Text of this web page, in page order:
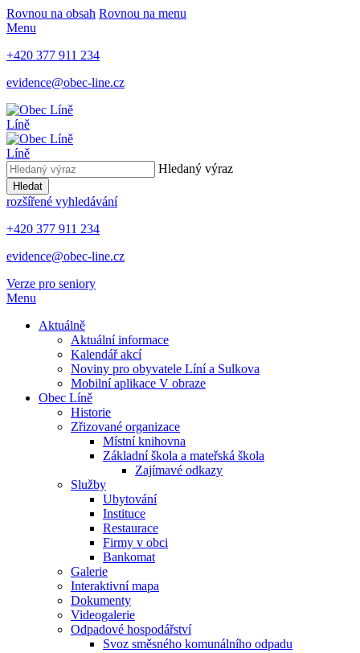
Rovnou na obsah Rovnou na menu
Menu
+420 377 911 234
evidence@obec-line.cz
Líně
Líně
Hledaný výraz
Hledat
rozšířené vyhledávání
+420 377 911 234
evidence@obec-line.cz
Verze pro seniory
Menu
Aktuálně
Aktuální informace
Kalendář akcí
Noviny pro obyvatele Líní a Sulkova
Mobilní aplikace V obraze
Obec Líně
Historie
Zřizované organizace
Místní knihovna
Základní škola a mateřská škola
Zajímavé odkazy
Služby
Ubytování
Instituce
Restaurace
Firmy v obci
Bankomat
Galerie
Interaktivní mapa
Dokumenty
Videogalerie
Odpadové hospodářství
Svoz směsného komunálního odpadu